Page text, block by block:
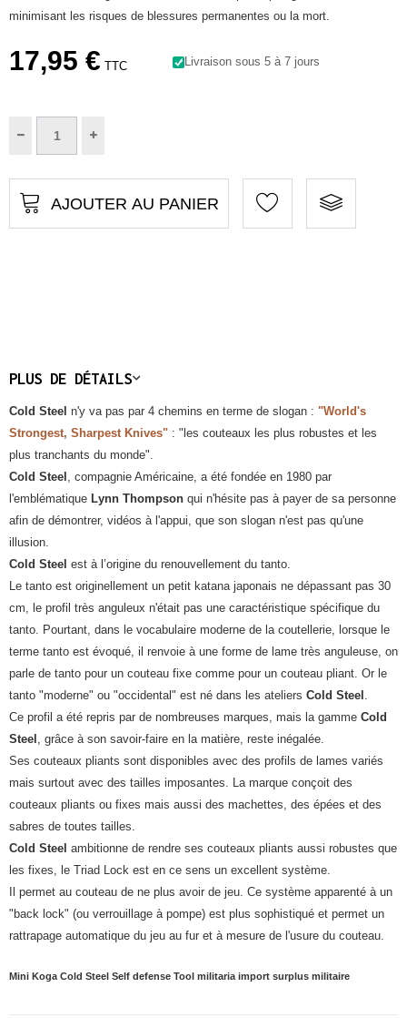
minimisant les risques de blessures permanentes ou la mort.
17,95 € TTC Livraison sous 5 à 7 jours
AJOUTER AU PANIER
PLUS DE DÉTAILS
Cold Steel n'y va pas par 4 chemins en terme de slogan : "World's
Strongest, Sharpest Knives" : "les couteaux les plus robustes et les
plus tranchants du monde".
Cold Steel , compagnie Américaine, a été fondée en 1980 par
l'emblématique Lynn Thompson qui n'hésite pas à payer de sa personne
afin de démontrer, vidéos à l'appui, que son slogan n'est pas qu'une
illusion.
Cold Steel est à l’origine du renouvellement du tanto.
Le tanto est originellement un petit katana japonais ne dépassant pas 30
cm, le profil très anguleux n'était pas une caractéristique spécifique du
tanto. Pourtant, dans le vocabulaire moderne de la coutellerie, lorsque le
terme tanto est évoqué, il renvoie à une forme de lame très anguleuse, on
parle de tanto pour un couteau fixe comme pour un couteau pliant. Or le
tanto "moderne" ou "occidental" est né dans les ateliers Cold Steel .
Ce profil a été repris par de nombreuses marques, mais la gamme Cold
Steel , grâce à son savoir-faire en la matière, reste inégalée.
Ses couteaux pliants sont disponibles avec des profils de lames variés
mais surtout avec des tailles imposantes. La marque conçoit des
couteaux pliants ou fixes mais aussi des machettes, des épées et des
sabres de toutes tailles.
Cold Steel ambitionne de rendre ses couteaux pliants aussi robustes que
les fixes, le Triad Lock est en ce sens un excellent système.
Il permet au couteau de ne plus avoir de jeu. Ce système apparenté à un
"back lock" (ou verrouillage à pompe) est plus sophistiqué et permet un
rattrapage automatique du jeu au fur et à mesure de l'usure du couteau.
Mini Koga Cold Steel Self defense Tool militaria import surplus militaire